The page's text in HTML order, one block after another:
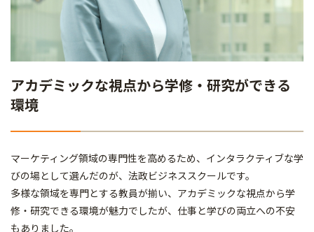
アカデミックな視点から学修・研究ができる
環境
マーケティング領域の専門性を高めるため、インタラクティブな学
びの場として選んだのが、法政ビジネススクールです。
多様な領域を専門とする教員が揃い、アカデミックな視点から学
修・研究できる環境が魅力でしたが、仕事と学びの両立への不安
もありました。